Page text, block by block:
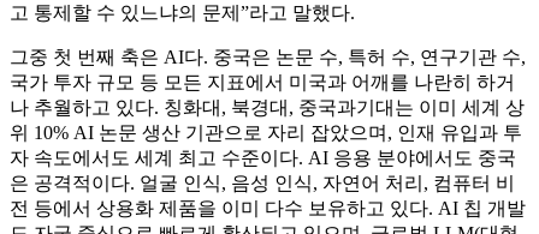
고 통제할 수 있느냐의 문제”라고 말했다.
그중 첫 번째 축은 AI다. 중국은 논문 수, 특허 수, 연구기관 수,
국가 투자 규모 등 모든 지표에서 미국과 어깨를 나란히 하거
나 추월하고 있다. 칭화대, 북경대, 중국과기대는 이미 세계 상
위 10% AI 논문 생산 기관으로 자리 잡았으며, 인재 유입과 투
자 속도에서도 세계 최고 수준이다. AI 응용 분야에서도 중국
은 공격적이다. 얼굴 인식, 음성 인식, 자연어 처리, 컴퓨터 비
전 등에서 상용화 제품을 이미 다수 보유하고 있다. AI 칩 개발